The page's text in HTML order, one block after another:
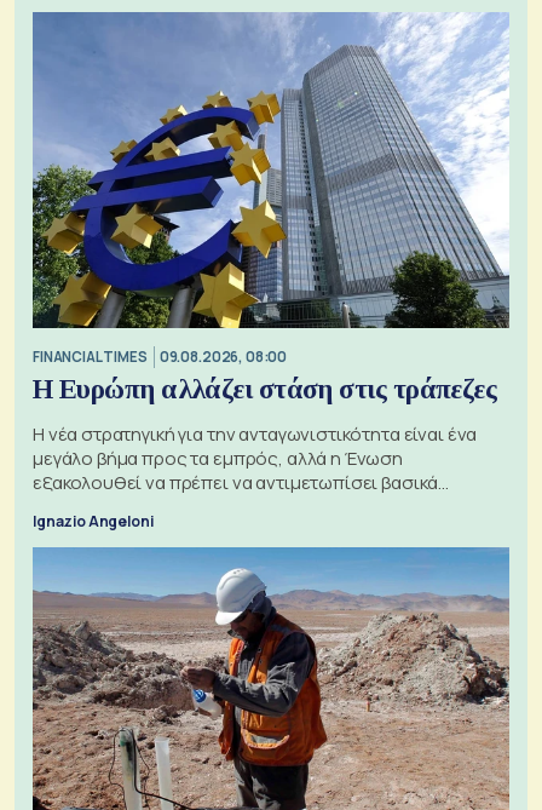
FINANCIAL TIMES 09.08.2026, 08:00
Η Ευρώπη αλλάζει στάση στις τράπεζες
Η νέα στρατηγική για την ανταγωνιστικότητα είναι ένα
μεγάλο βήμα προς τα εμπρός, αλλά η Ένωση
εξακολουθεί να πρέπει να αντιμετωπίσει βασικά
Ignazio Angeloni